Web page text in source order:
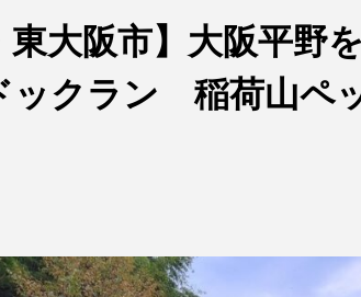
カフェ
おでかけ (公園･施設
旅行
院
東大阪市】大阪平野
ックラン 稲荷山ペ